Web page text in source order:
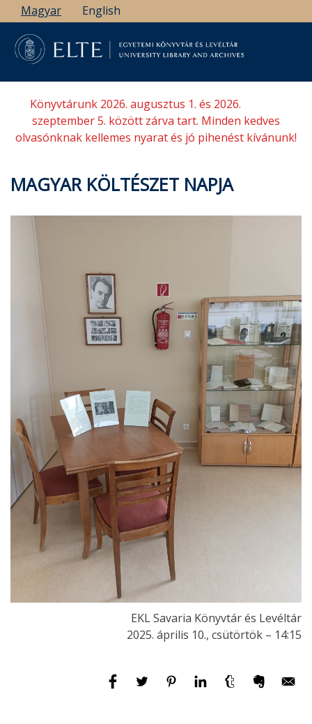
Ugrás
a
tartalomra
Magyar English
Könyvtárunk 2026. augusztus 1. és 2026.
szeptember 5. között zárva tart. Minden kedves
olvasónknak kellemes nyarat és jó pihenést kívánunk!
MAGYAR KÖLTÉSZET NAPJA
EKL Savaria Könyvtár és Levéltár
2025. április 10., csütörtök – 14:15